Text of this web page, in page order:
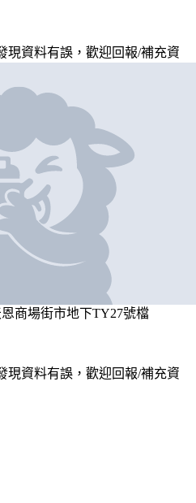
現資料有誤，歡迎回報/補充資
商場街市地下TY27號檔
現資料有誤，歡迎回報/補充資